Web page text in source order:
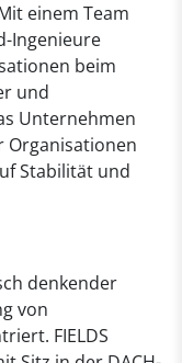
einem Team
Ingenieure
beim
und
Unternehmen
Organisationen
Stabilität und
denkender
von
FIELDS